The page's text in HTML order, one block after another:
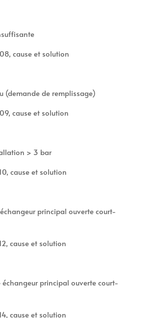
cause et solution
(demande de remplissage)
cause et solution
> 3 bar
cause et solution
principal ouverte court-
cause et solution
échangeur principal ouverte court-
cause et solution